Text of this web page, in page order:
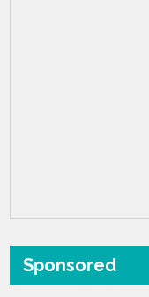
Sponsored